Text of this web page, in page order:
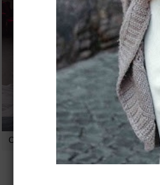
78000 руб.
Свадебное платье Gabrielle